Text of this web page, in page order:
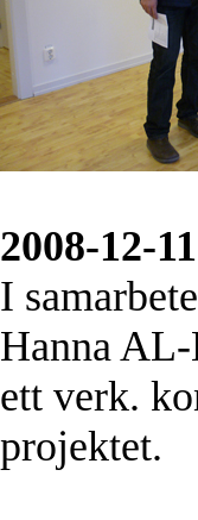
2008-12-11
I
Hanna
ett verk.
projektet.